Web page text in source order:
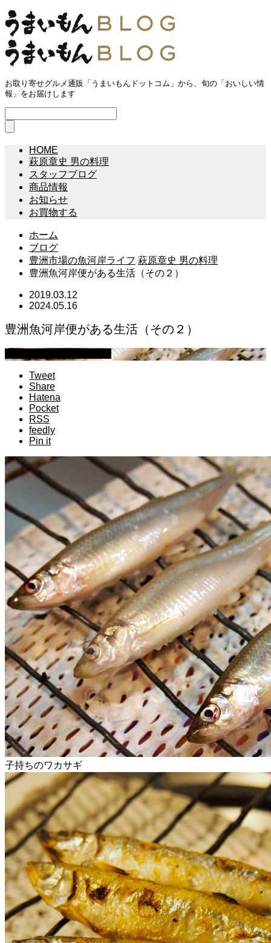
お取り寄せグルメ通販「うまいもんドットコム」から、旬の「おいしい情
報」をお届けします
HOME
萩原章史 男の料理
スタッフブログ
商品情報
お知らせ
お買物する
ホーム
ブログ
豊洲市場の魚河岸ライフ 萩原章史 男の料理
豊洲魚河岸便がある生活（その２）
2019.03.12
2024.05.16
豊洲魚河岸便がある生活（その２）
Tweet
Share
Hatena
Pocket
RSS
feedly
Pin it
子持ちのワカサギ